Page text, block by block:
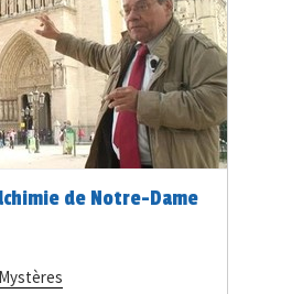
de Notre-Dame